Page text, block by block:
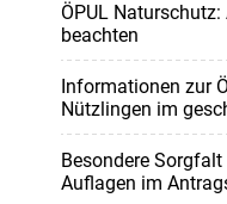
ÖPUL
beachten
Informationen zur
Nützlingen im
Besondere
Auflagen im